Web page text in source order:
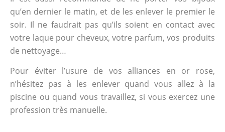
qu’en dernier le matin, et de les enlever le premier le
soir. Il ne faudrait pas qu’ils soient en contact avec
votre laque pour cheveux, votre parfum, vos produits
de nettoyage…
Pour éviter l’usure de vos alliances en or rose,
n’hésitez pas à les enlever quand vous allez à la
piscine ou quand vous travaillez, si vous exercez une
profession très manuelle.